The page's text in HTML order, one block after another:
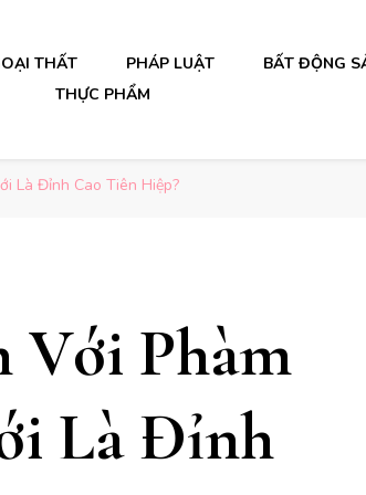
THẤT PHÁP LUẬT BẤT ĐỘNG
THỰC PHẨM
Là Đỉnh Cao Tiên Hiệp?
Với Phàm
Là Đỉnh